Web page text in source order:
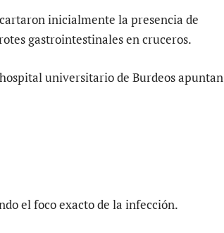
inicialmente la presencia de
gastrointestinales en cruceros.
universitario de Burdeos apuntan
el foco exacto de la infección.